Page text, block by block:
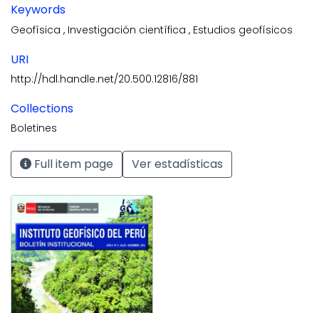
Keywords
Geofísica , Investigación científica , Estudios geofísicos
URI
http://hdl.handle.net/20.500.12816/881
Collections
Boletines
Full item page Ver estadísticas